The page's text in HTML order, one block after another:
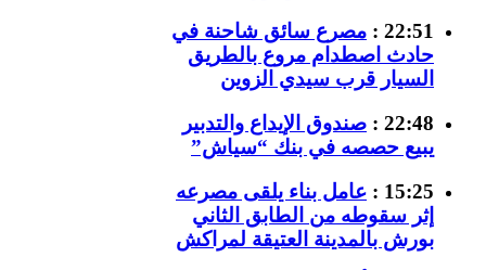
22:51 :
مصرع سائق شاحنة في
حادث اصطدام مروع بالطريق
السيار قرب سيدي الزوين
22:48 :
صندوق الإيداع والتدبير
يبيع حصصه في بنك “سياش”
15:25 :
عامل بناء يلقى مصرعه
إثر سقوطه من الطابق الثاني
بورش بالمدينة العتيقة لمراكش